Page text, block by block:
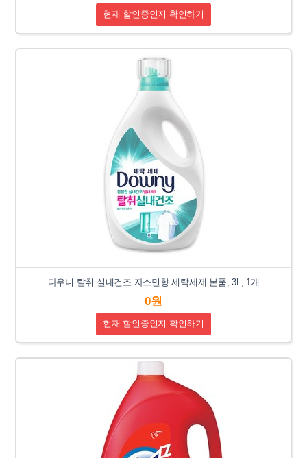
현재 할인중인지 확인하기
다우니 탈취 실내건조 자스민향 세탁세제 본품, 3L, 1개
0원
현재 할인중인지 확인하기